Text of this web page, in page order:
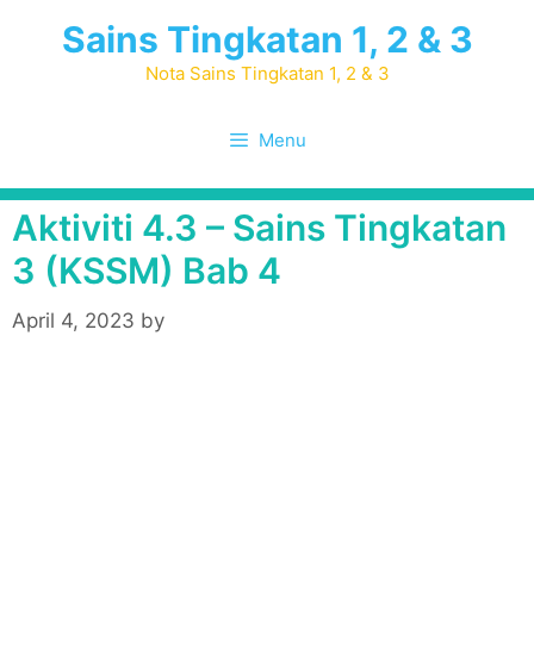
Sains Tingkatan 1, 2 & 3
Nota Sains Tingkatan 1, 2 & 3
Menu
Aktiviti 4.3 – Sains Tingkatan
3 (KSSM) Bab 4
April 4, 2023 by